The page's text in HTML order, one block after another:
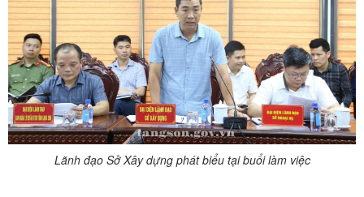
Lãnh đạo Sở Xây dựng phát biểu tại buổi làm việc